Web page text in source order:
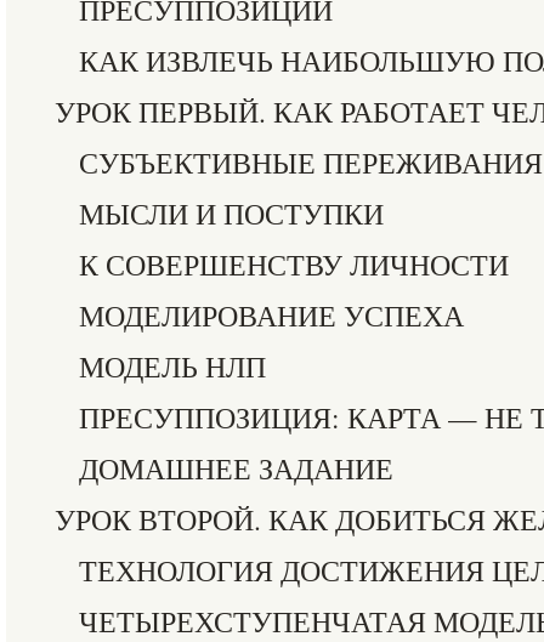
ПРЕСУППОЗИЦИИ
КАК ИЗВЛЕЧЬ НАИБОЛЬШУЮ
УРОК ПЕРВЫЙ. КАК РАБОТАЕТ
СУБЪЕКТИВНЫЕ ПЕРЕЖИВАНИЯ
МЫСЛИ И ПОСТУПКИ
К СОВЕРШЕНСТВУ ЛИЧНОСТИ
МОДЕЛИРОВАНИЕ УСПЕХА
МОДЕЛЬ НЛП
ПРЕСУППОЗИЦИЯ: КАРТА — НЕ
ДОМАШНЕЕ ЗАДАНИЕ
УРОК ВТОРОЙ. КАК ДОБИТЬСЯ
ТЕХНОЛОГИЯ ДОСТИЖЕНИЯ
ЧЕТЫРЕХСТУПЕНЧАТАЯ